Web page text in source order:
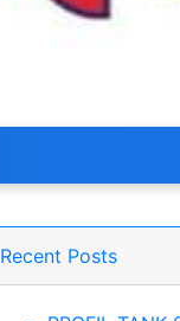
Recent Posts